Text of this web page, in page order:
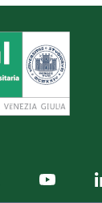
Twitter Youtube